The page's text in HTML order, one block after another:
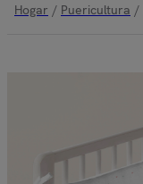
Hogar / Puericultura /